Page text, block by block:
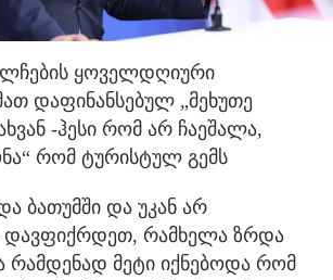
ყოველდღიური
დაფინანსებულ „მეხუთე
-ჰესი რომ არ ჩაეშალა,
რომ ტურისტულ გემს
ბათუმში და უკან არ
- დავფიქრდეთ, რამხელა ზრდა
რამდენად მეტი იქნებოდა რომ